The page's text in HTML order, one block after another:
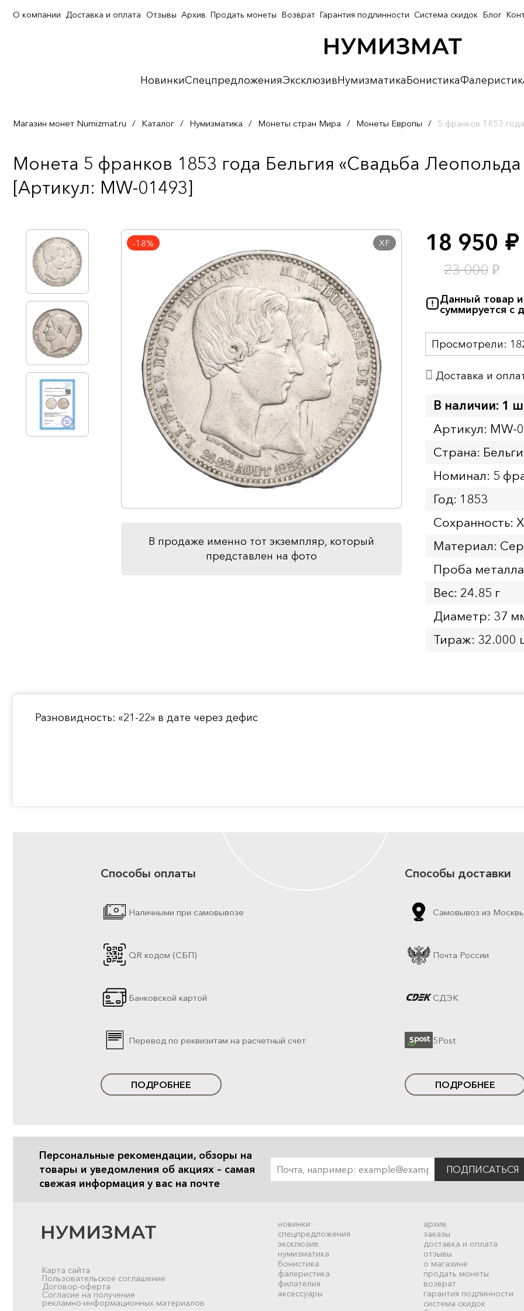
НовинкиСпецпредложенияЭксклюзивНумизматикаБонистика
О компании Доставка и оплата Отзывы Архив Продать монеты Возврат Гарантия подлинности Система скидок Блог
Магазин монет Numizmat.ru / Каталог / Нумизматика / Монеты стран Мира / Монеты Европы / 5 франков 1853
Монета 5 франков 1853 года Бельгия «Свадьба
[Артикул: MW-01493]
-18% XF
В продаже именно тот экземпляр, который
представлен на фото
18 950 руб.
23 000 ₽
Данный товар
суммируется с
Просмотрели:
Доставка и
В наличии: 1
Артикул: MW-
Страна:
Номинал: 5
Год: 1853
Сохранность:
Материал:
Проба
Вес: 24.85 г
Диаметр: 37
Тираж: 32.000
Разновидность: «21-22» в дате через дефис
Способы оплаты
Наличными при самовывозе
QR кодом (СБП)
Банковской картой
Перевод по реквизитам на расчетный счет
ПОДРОБНЕЕ
Способы доставки
Самовывоз из
Почта России
СДЭК
5Post
ПОДРОБНЕЕ
Персональные рекомендации, обзоры на
товары и уведомления об акциях – самая
свежая информация у вас на почте
ПОДПИСАТЬСЯ
новинки
спецпредложения
эксклюзив
нумизматика
бонистика
фалеристика
филателия
аксессуары
архив
заказы
доставка и оплата
отзывы
о магазине
продать монеты
возврат
гарантия подлинности
система скидок
Карта сайта
Пользовательское соглашение
Договор-оферта
Согласие на получение
рекламно-информационных материалов